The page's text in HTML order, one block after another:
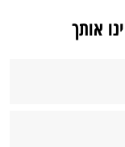
אותך